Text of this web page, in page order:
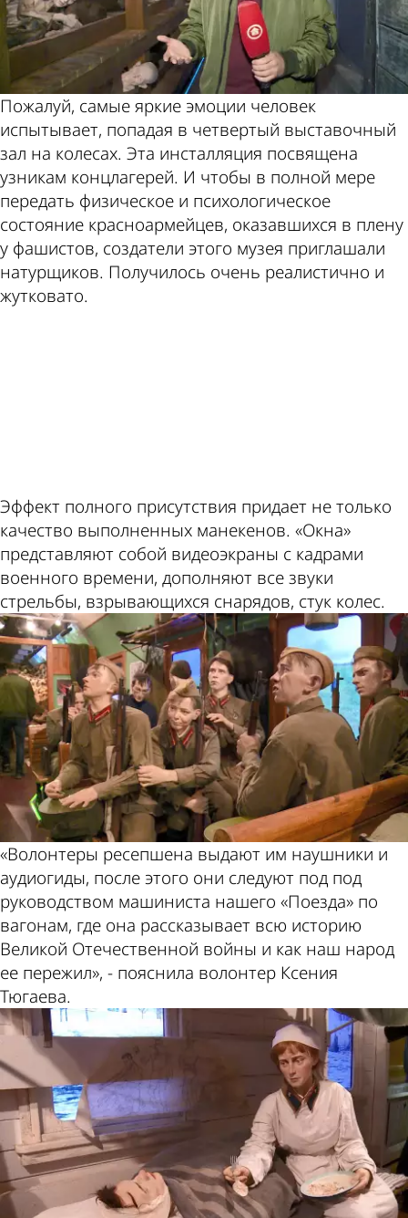
Пожалуй, самые яркие эмоции человек
испытывает, попадая в четвертый выставочный
зал на колесах. Эта инсталляция посвящена
узникам концлагерей. И чтобы в полной мере
передать физическое и психологическое
состояние красноармейцев, оказавшихся в плену
у фашистов, создатели этого музея приглашали
натурщиков. Получилось очень реалистично и
жутковато.
Эффект полного присутствия придает не только
качество выполненных манекенов. «Окна»
представляют собой видеоэкраны с кадрами
военного времени, дополняют все звуки
стрельбы, взрывающихся снарядов, стук колес.
«Волонтеры ресепшена выдают им наушники и
аудиогиды, после этого они следуют под под
руководством машиниста нашего «Поезда» по
вагонам, где она рассказывает всю историю
Великой Отечественной войны и как наш народ
ее пережил», - пояснила волонтер Ксения
Тюгаева.